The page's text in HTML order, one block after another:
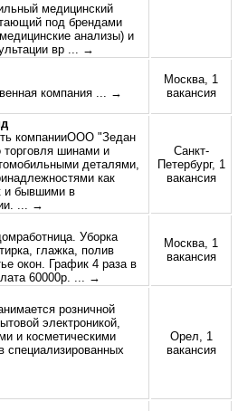
медицинский
под брендами
анализы) и
вр
... →
компания
... →
Москва, 1
вакансия
компанииООО "Зедан
торговля шинами и
деталями,
как
и бывшими в
... →
Санкт-
Петербург, 1
вакансия
Уборка
глажка, полив
окон. График 4 раза в
60000р.
... →
Москва, 1
вакансия
розничной
электроникой,
и косметическими
специализированных
Орел, 1
вакансия